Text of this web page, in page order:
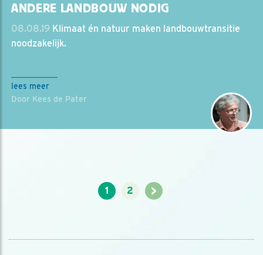
ANDERE LANDBOUW NODIG
08.08.19 Klimaat én natuur maken landbouwtransitie
noodzakelijk.
lees meer
Door Kees de Pater
1 2 >